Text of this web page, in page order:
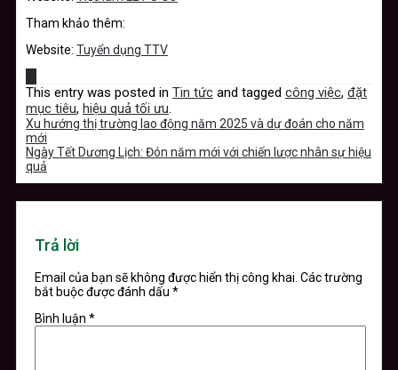
Tham khảo thêm:
Website: Tuyển dụng TTV
This entry was posted in Tin tức and tagged công việc, đặt
mục tiêu, hiệu quả tối ưu.
Xu hướng thị trường lao động năm 2025 và dự đoán cho năm
mới
Ngày Tết Dương Lịch: Đón năm mới với chiến lược nhân sự hiệu
quả
Trả lời
Email của bạn sẽ không được hiển thị công khai. Các trường
bắt buộc được đánh dấu *
Bình luận *